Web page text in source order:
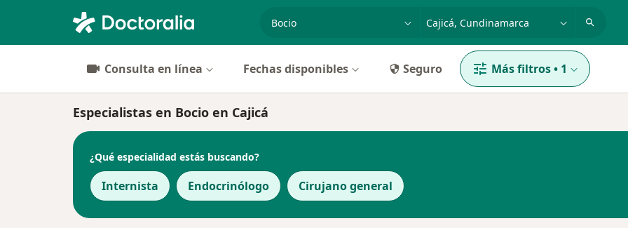
especialidad, enfermedad o nombrep. ej. Bogotá
Consulta en línea Fechas disponibles Seguro Más filtros• 1
Especialistas en Bocio en Cajicá
¿Qué especialidad estás buscando?
Internista Endocrinólogo Cirujano general